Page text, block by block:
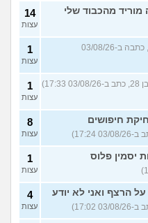
מהכבוד שלי 14
עצות
(קולית, בת 20, כתבה ב-03/08/26
1
עצות
1
עצות
חיפושים
8
עצות
יסמין פלוס 1
עצות
הרצף ואני לא יודע
4
עצות